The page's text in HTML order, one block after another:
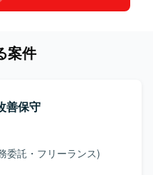
案件
善保守
委託・フリーランス)